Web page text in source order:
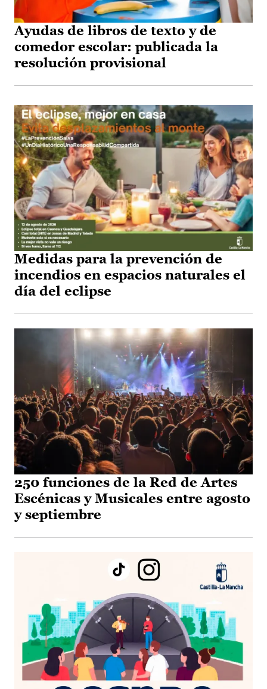
Ayudas de libros de texto y de
comedor escolar: publicada la
resolución provisional
Medidas para la prevención de
incendios en espacios naturales el
día del eclipse
250 funciones de la Red de Artes
Escénicas y Musicales entre agosto
y septiembre